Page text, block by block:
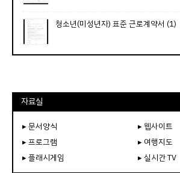
청소년(미성년자) 표준 근로계약서 (1)
자료실
▸ 문서양식
▸ 웹사이트
▸ 프로그램
▸ 여행지도
▸ 플래시게임
▸ 실시간 TV